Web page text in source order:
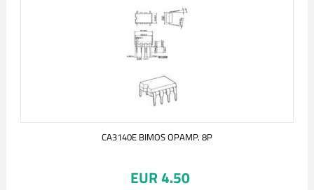
CA3140E BIMOS OPAMP. 8P
EUR 4.50